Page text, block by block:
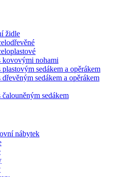
židle
kovovými nohami
sedákem a opěrákem
sedákem a opěrákem
sedákem
nábytek